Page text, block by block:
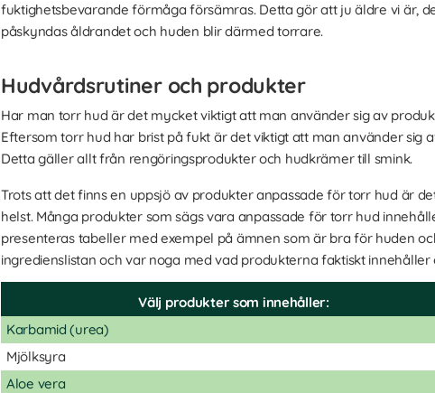
fuktighetsbevarande förmåga försämras. Detta gör att ju äldre vi är,
påskyndas åldrandet och huden blir därmed torrare.
Hudvårdsrutiner och produkter
Har man torr hud är det mycket viktigt att man använder sig av
Eftersom torr hud har brist på fukt är det viktigt att man använder sig
Detta gäller allt från rengöringsprodukter och hudkrämer till smink.
Trots att det finns en uppsjö av produkter anpassade för torr hud är
helst. Många produkter som sägs vara anpassade för torr hud
presenteras tabeller med exempel på ämnen som är bra för huden
ingredienslistan och var noga med vad produkterna faktiskt
Välj produkter som innehåller:
Karbamid (urea)
Mjölksyra
Aloe vera